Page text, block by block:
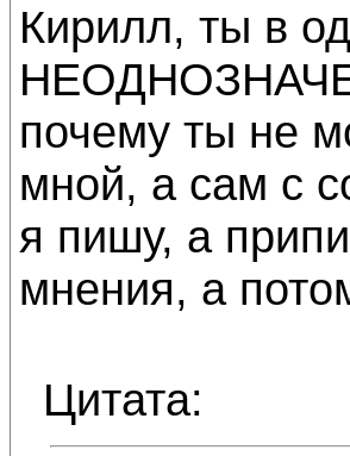
Кирилл, ты в
почему ты не
мной, а сам с
я пишу, а
мнения, а
Цитата: